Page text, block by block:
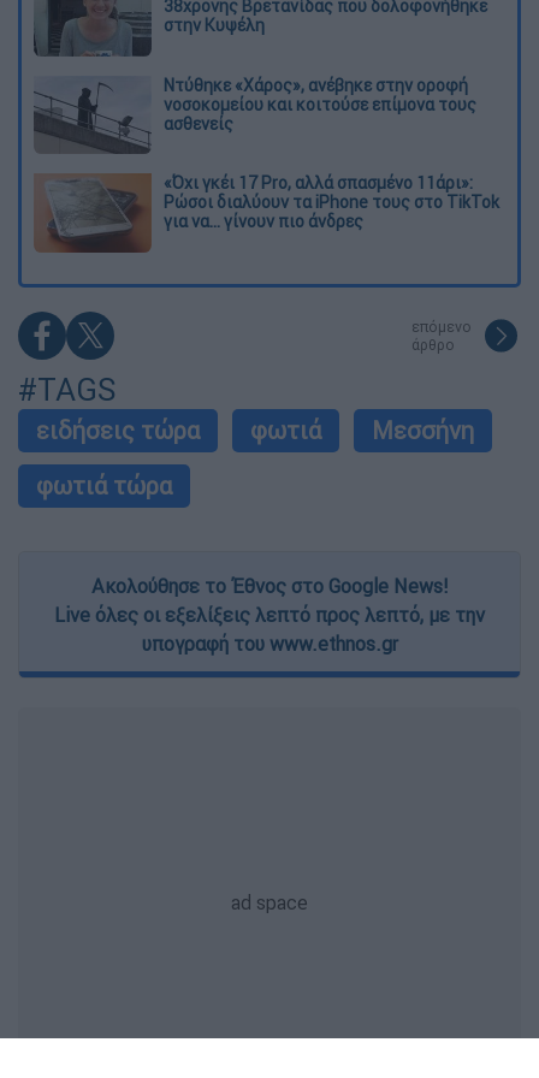
38χρονης Βρετανίδας που δολοφονήθηκε
στην Κυψέλη
Ντύθηκε «Χάρος», ανέβηκε στην οροφή
νοσοκομείου και κοιτούσε επίμονα τους
ασθενείς
«Όχι γκέι 17 Pro, αλλά σπασμένο 11άρι»:
Ρώσοι διαλύουν τα iPhone τους στο TikTok
για να... γίνουν πιο άνδρες
επόμενο
άρθρο
#TAGS
ειδήσεις τώρα φωτιά
Μεσσήνη
φωτιά τώρα
Ακολούθησε το Έθνος στο Google News!
Live όλες οι εξελίξεις λεπτό προς λεπτό, με την
υπογραφή του www.ethnos.gr